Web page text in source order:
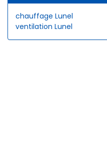
chauffage Lunel
ventilation Lunel